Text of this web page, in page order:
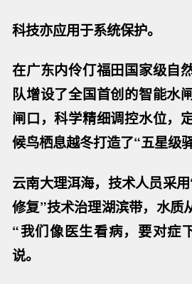
科技亦应用于系统保护。
在广东内伶仃福田国家级自
队增设了全国首创的智能水
闸口，科学精细调控水位，
候鸟栖息越冬打造了“五星级
云南大理洱海，技术人员采
修复”技术治理湖滨带，水
“我们像医生看病，要对症
说。